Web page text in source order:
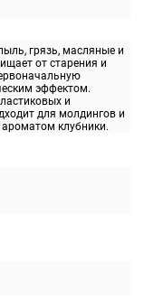
грязь, масляные и
от старения и
эффектом.
и
для молдингов и
клубники.